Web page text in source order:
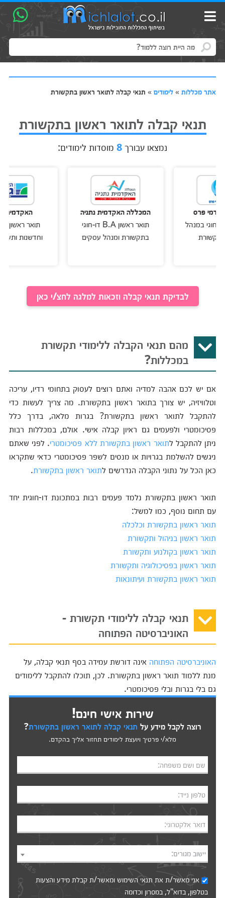
אתר מכללות» לימודים» תנאי קבלה לתואר ראשון בתקשורת
תנאי קבלה לתואר ראשון בתקשורת
נמצאו עבורך8 מוסדות לימודים:
המכללה האקדמית נתניה
תואר ראשון B.A דו-חוגי
בתקשורת ומנהל עסקים
האקדמית גורדון
תואר ראשון בתקשורת
וחדשנות ותעודת
לבדיקת תנאי קבלה וזכאות למלגה לחצ/י כאן
מהם תנאי הקבלה ללימודי תקשורת
במכללות?
אם יש לכם אהבה למדיה ואתם רוצים לעסוק בתחומי רדיו, עריכה
וטלוויזיה, יש צורך בתואר ראשון בתקשורת. מה צריך לעשות כדי
להתקבל לתואר ראשון בתקשורת? בגרות מלאה, בדרך כלל
פסיכומטרי ולפעמים גם ראיון קבלה אישי. אולם, במכללות רבות
ניתן להתקבל לתואר ראשון בתקשורת ללא פסיכומטרי. לפני שאתם
ניגשים להשלמת בגרויות או מנסים לשפר פסיכומטרי כדאי שתקראו
כאן הכל על נתוני הקבלה הנדרשים לתואר ראשון בתקשורת.
תואר ראשון בתקשורת נלמד פעמים רבות במתכונת דו-חוגית יחד
עם תחום נוסף, כמו למשל:
תואר ראשון בתקשורת וכלכלה
תואר ראשון בניהול ותקשורת
תואר ראשון בקולנוע ותקשורת
תואר ראשון בפסיכולוגיה ותקשורת
תואר ראשון בתקשורת ועיתונאות
תנאי קבלה ללימודי תקשורת -
האוניברסיטה הפתוחה
האוניברסיטה הפתוחה אינה דורשת עמידה בסף תנאי קבלה, על
מנת ללמוד תואר ראשון בתקשורת. לכן, תוכלו להתקבל ללימודים
גם בלי בגרות ובלי פסיכומטרי.
שירות אישי חינם!
רוצה לקבל מידע על תנאי קבלה לתואר ראשון בתקשורת?
מלא/י פרטיך ויועצת לימודים תחזור אליך בהקדם.
שם ושם משפחה:
טלפון נייד:
דואר אלקטרוני:
יישוב מגורים:
אני מאשר/ת אתתנאי השימושומאשר/ת קבלת מידע והצעות
בטלפון, בדוא"ל, במסרון וכדומה‎‎